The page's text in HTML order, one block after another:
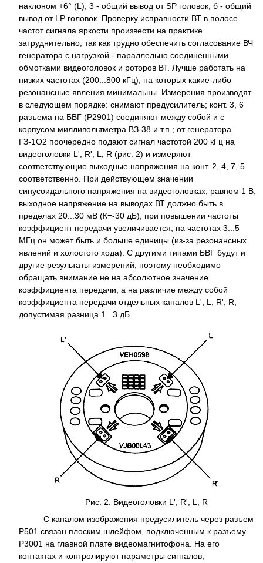
наклоном +6° (L), 3 - общий вывод от SP головок, б - общий
вывод от LP головок. Проверку исправности ВТ в полосе
частот сигнала яркости произвести на практике
затруднительно, так как трудно обеспечить согласование ВЧ
генератора с нагрузкой - параллельно соединенными
обмотками видеоголовок и роторов ВТ. Лучше работать на
низких частотах (200...800 кГц), на которых какие-либо
резонансные явления минимальны. Измерения производят
в следующем порядке: снимают предусилитель; конт. 3, 6
разъема на БВГ (Р2901) соединяют между собой и с
корпусом милливольтметра ВЗ-38 и т.п.; от генератора
ГЗ-1О2 поочередно подают сигнал частотой 200 кГц на
видеоголовки L', R', L, R (рис. 2) и измеряют
соответствующие выходные напряжения на конт. 2, 4, 7, 5
соответственно. При действующем значении
синусоидального напряжения на видеоголовках, равном 1 В,
выходное напряжение на выводах ВТ должно быть в
пределах 20...30 мВ (К=-30 дБ), при повышении частоты
коэффициент передачи увеличивается, на частотах 3...5
МГц он может быть и больше единицы (из-за резонансных
явлений и холостого хода). С другими типами БВГ будут и
другие результаты измерений, поэтому необходимо
обращать внимание не на абсолютное значение
коэффициента передачи, а на различие между собой
коэффициента передачи отдельных каналов L', L, R', R,
допустимая разница 1...3 дБ.
Рис. 2. Видеоголовки L', R', L, R
С каналом изображения предусилитель через разъем
Р501 связан плоским шлейфом, подключенным к разъему
Р3001 на главной плате видеомагнитофона. На его
контактах и контролируют параметры сигналов,